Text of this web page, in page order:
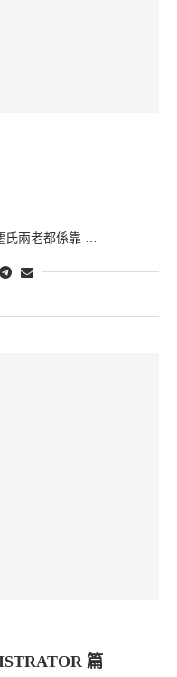
氏兩老都係靠 …
篇